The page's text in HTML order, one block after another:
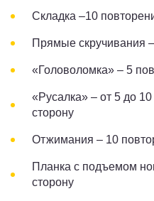
Складка –10
Прямые скручивания
«Головоломка» ­– 5
«Русалка» – от 5 до
сторону
Отжимания – 10
Планка с подъемом
сторону